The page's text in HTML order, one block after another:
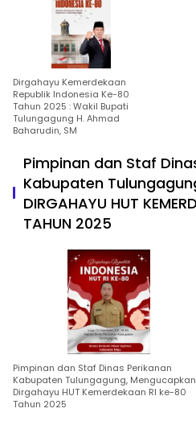
Dirgahayu Kemerdekaan
Republik Indonesia Ke-80
Tahun 2025 : Wakil Bupati
Tulungagung H. Ahmad
Baharudin, SM
Pimpinan dan Staf
Kabupaten
DIRGAHAYU HUT
TAHUN 2025
Pimpinan dan Staf Dinas Perikanan
Kabupaten Tulungagung,
Dirgahayu HUT Kemerdekaan RI ke-80
Tahun 2025